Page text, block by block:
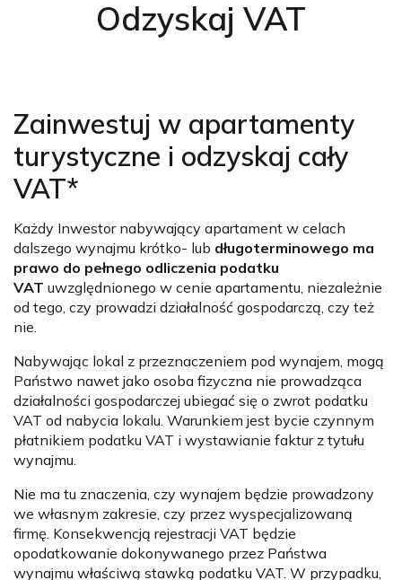
Odzyskaj VAT
Zainwestuj w apartamenty
turystyczne i odzyskaj cały
VAT*
Każdy Inwestor nabywający apartament w celach
dalszego wynajmu krótko- lub długoterminowego ma
prawo do pełnego odliczenia podatku
VAT uwzględnionego w cenie apartamentu, niezależnie
od tego, czy prowadzi działalność gospodarczą, czy też
nie.
Nabywając lokal z przeznaczeniem pod wynajem, mogą
Państwo nawet jako osoba fizyczna nie prowadząca
działalności gospodarczej ubiegać się o zwrot podatku
VAT od nabycia lokalu. Warunkiem jest bycie czynnym
płatnikiem podatku VAT i wystawianie faktur z tytułu
wynajmu.
Nie ma tu znaczenia, czy wynajem będzie prowadzony
we własnym zakresie, czy przez wyspecjalizowaną
firmę. Konsekwencją rejestracji VAT będzie
opodatkowanie dokonywanego przez Państwa
wynajmu właściwą stawką podatku VAT. W przypadku,